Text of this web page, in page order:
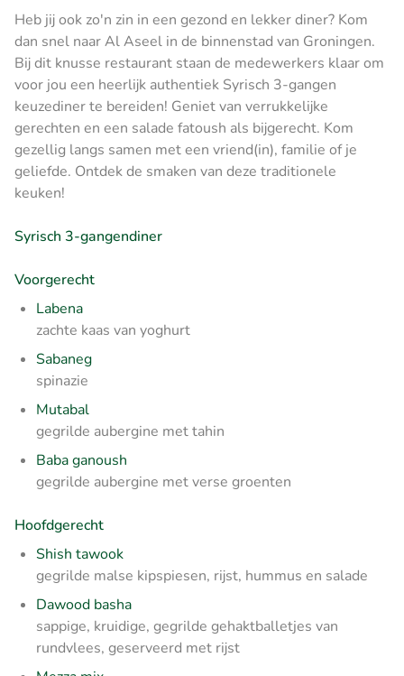
Heb jij ook zo'n zin in een gezond en lekker diner? Kom
dan snel naar Al Aseel in de binnenstad van Groningen.
Bij dit knusse restaurant staan de medewerkers klaar om
voor jou een heerlijk authentiek Syrisch 3-gangen
keuzediner te bereiden! Geniet van verrukkelijke
gerechten en een salade fatoush als bijgerecht. Kom
gezellig langs samen met een vriend(in), familie of je
geliefde. Ontdek de smaken van deze traditionele
keuken!
Syrisch 3-gangendiner
Voorgerecht
Labena
zachte kaas van yoghurt
Sabaneg
spinazie
Mutabal
gegrilde aubergine met tahin
Baba ganoush
gegrilde aubergine met verse groenten
Hoofdgerecht
Shish tawook
gegrilde malse kipspiesen, rijst, hummus en salade
Dawood basha
sappige, kruidige, gegrilde gehaktballetjes van
rundvlees, geserveerd met rijst